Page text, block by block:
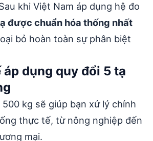
khi Việt Nam áp dụng hệ đo
được chuẩn hóa thống nhất
bỏ hoàn toàn sự phân biệt
dụng quy đổi 5 tạ
kg sẽ giúp bạn xử lý chính
thực tế, từ nông nghiệp đến
mại.